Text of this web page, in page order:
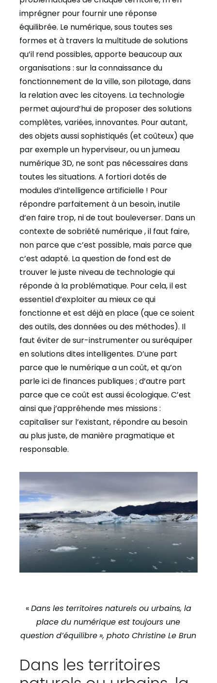
imprégner pour fournir une réponse
équilibrée. Le numérique, sous toutes ses
formes et à travers la multitude de solutions
qu’il rend possibles, apporte beaucoup aux
organisations : sur la connaissance du
fonctionnement de la ville, son pilotage, dans
la relation avec les citoyens. La technologie
permet aujourd’hui de proposer des solutions
complètes, variées, innovantes. Pour autant,
des objets aussi sophistiqués (et coûteux) que
par exemple un hyperviseur, ou un jumeau
numérique 3D, ne sont pas nécessaires dans
toutes les situations. A fortiori dotés de
modules d’intelligence artificielle ! Pour
répondre parfaitement à un besoin, inutile
d’en faire trop, ni de tout bouleverser. Dans un
contexte de sobriété numérique , il faut faire,
non parce que c’est possible, mais parce que
c’est adapté. La question de fond est de
trouver le juste niveau de technologie qui
réponde à la problématique. Pour cela, il est
essentiel d’exploiter au mieux ce qui
fonctionne et est déjà en place (que ce soient
des outils, des données ou des méthodes). Il
faut éviter de sur-instrumenter ou suréquiper
en solutions dites intelligentes. D’une part
parce que le numérique a un coût, et qu’on
parle ici de finances publiques ; d’autre part
parce que ce coût est aussi écologique. C’est
ainsi que j’appréhende mes missions :
capitaliser sur l’existant, répondre au besoin
au plus juste, de manière pragmatique et
responsable.
«Dans les territoires naturels ou urbains, la
place du numérique est toujours une
question d’équilibre», photo Christine Le Brun
Dans les territoires